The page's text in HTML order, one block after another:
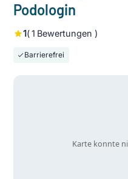
Podologin
1(1 Bewertungen )
Barrierefrei